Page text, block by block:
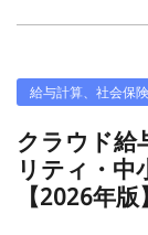
給与計算、社会保
クラウド給
リティ・中
【2026年版】